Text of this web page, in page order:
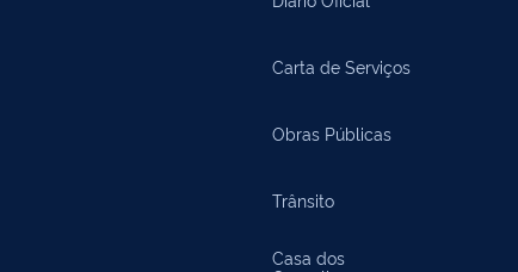
Carta de Serviços
Obras Públicas
Trânsito
Casa dos